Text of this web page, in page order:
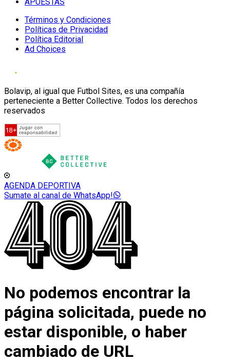
Términos y Condiciones
Políticas de Privacidad
Política Editorial
Ad Choices
Bolavip, al igual que Futbol Sites, es una compañía
perteneciente a Better Collective. Todos los derechos
reservados
AGENDA DEPORTIVA
Sumate al canal de WhatsApp!
No podemos encontrar la
página solicitada, puede no
estar disponible, o haber
cambiado de URL